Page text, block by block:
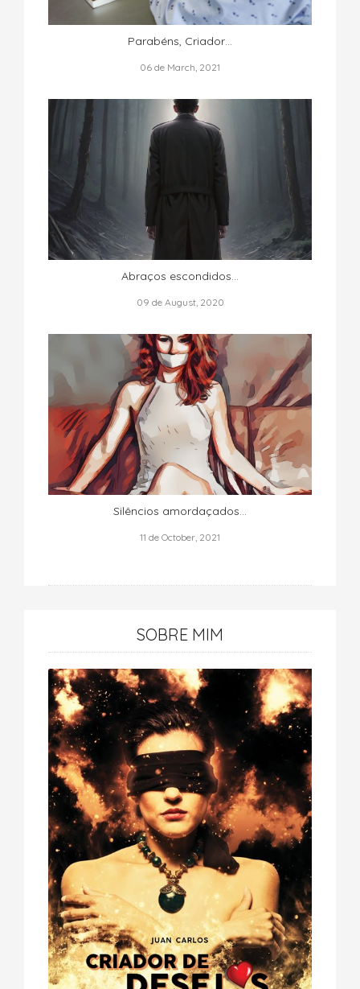
Parabéns, Criador…
06 de March, 2021
Abraços escondidos…
09 de August, 2020
Silêncios amordaçados…
11 de October, 2021
SOBRE MIM